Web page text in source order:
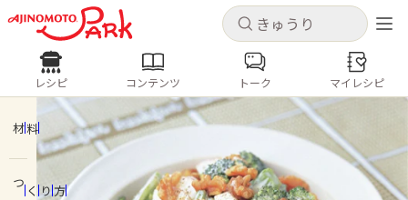
キャンセル
ログインするとレシピを保存できます
ログイン 新規登録
キャンセル
レシピ コンテンツ
人気の食材・レシピ
レシピ コンテンツ トーク マイレシピ
材料
つくり方